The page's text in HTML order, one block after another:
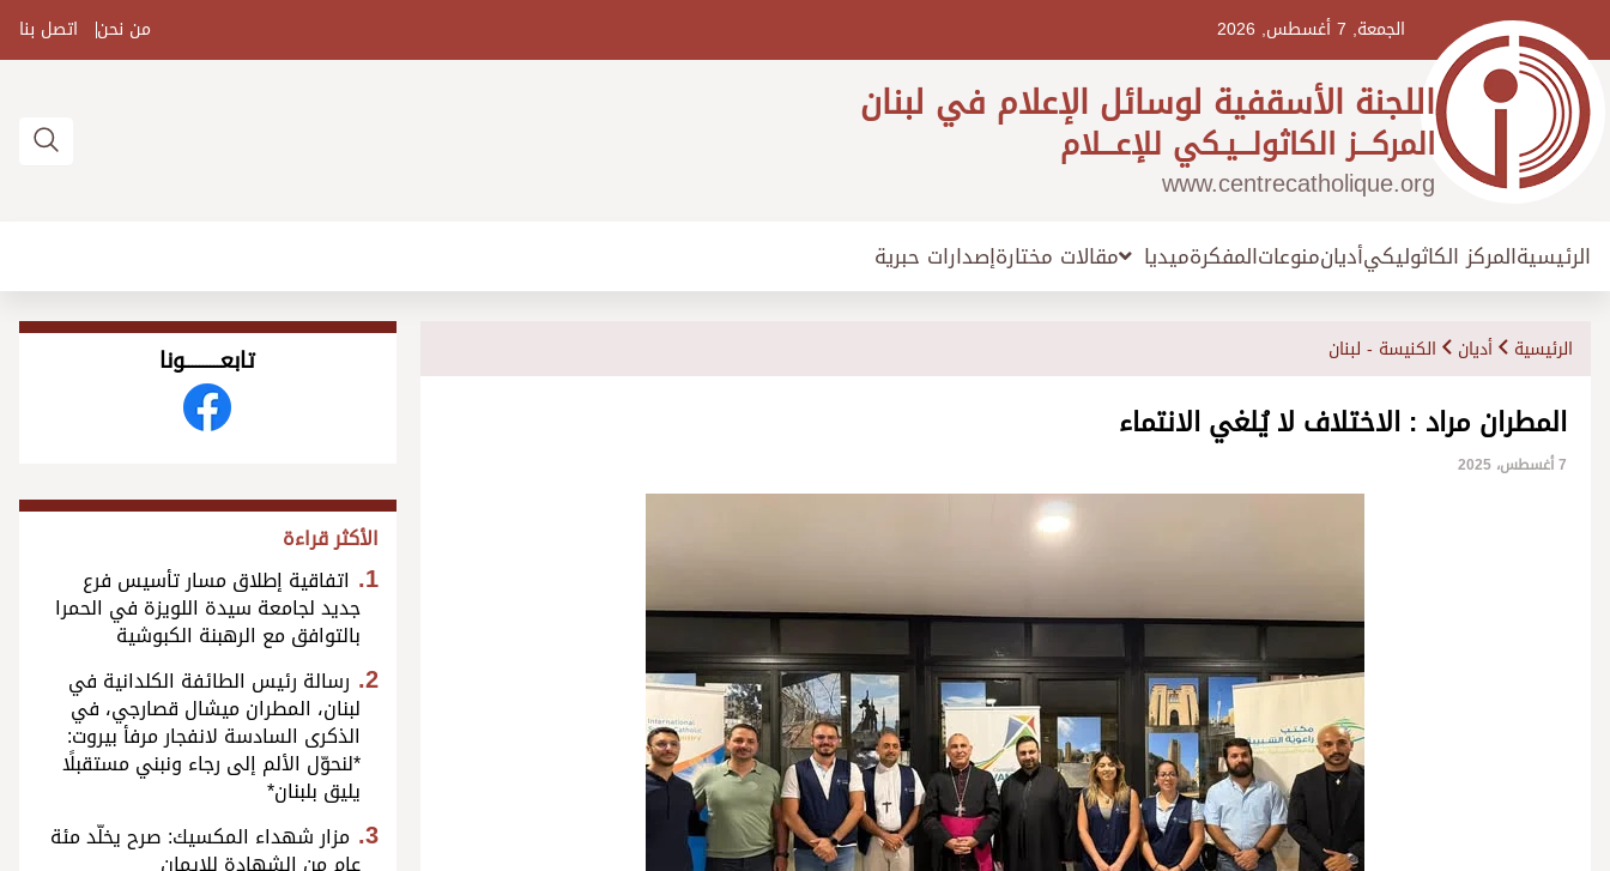
الجمعة, 7 أغسطس, 2026 من نحن اتصل بنا
اللجنة الأسقفية لوسائل الإعلام في لبنان
المركـــز الكاثولـــيـكي للإعـــلام
www.centrecatholique.org
الرئيسيةالمركز الكاثوليكيأديانمنوعاتالمفكرةميديا مقالات مختارةإصدارات حبرية
الرئيسية أديان الكنيسة - لبنان
المطران مراد : الاختلاف لا يُلغي الانتماء
7 أغسطس، 2025
تابعــــــــــونا
الأكثر قراءة
اتفاقية إطلاق مسار تأسيس فرع
جديد لجامعة سيدة اللويزة في الحمرا
بالتوافق مع الرهبنة الكبوشية
رسالة رئيس الطائفة الكلدانية في
لبنان، المطران ميشال قصارجي، في
الذكرى السادسة لانفجار مرفأ بيروت:
*لنحوّل الألم إلى رجاء ونبني مستقبلًا
يليق بلبنان*
مزار شهداء المكسيك: صرح يخلّد مئة